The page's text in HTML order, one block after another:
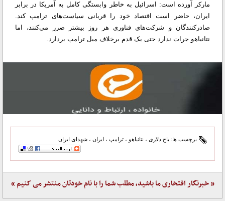
مارکر آورده است: اسرائیل به خاطر وابستگی کامل به آمریکا در برابر
ایران، حاضر است اقتصاد خود را قربانی سیاست‌های ترامپ کند.
صادرکنندگان و شرکت‌های فناوری هر روز بیشتر ضرر می‌کنند، اما
نتانیاهو جرات ندارد حتی یک قدم برخلاف میل ترامپ بردارد.
برچسب ها: باج دلاری ، نتانیاهو ، ترامپ ، ایران ، شهدای ایران
« خبرنگار افتخاری ما باشید، مطلب شما را با نام خودتان منتشر می کنیم »